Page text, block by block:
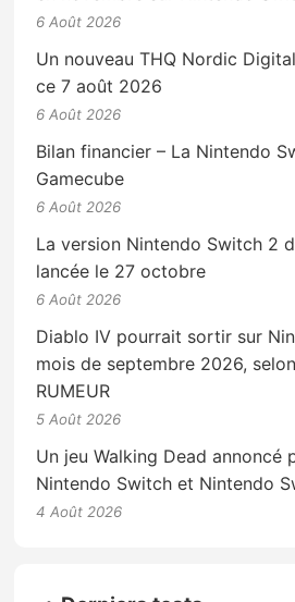
6 Août 2026
Un nouveau THQ Nordic
ce 7 août 2026
6 Août 2026
Bilan financier – La Nintendo
Gamecube
6 Août 2026
La version Nintendo Switch 2
lancée le 27 octobre
6 Août 2026
Diablo IV pourrait sortir sur
mois de septembre 2026,
RUMEUR
5 Août 2026
Un jeu Walking Dead annoncé
Nintendo Switch et Nintendo
4 Août 2026